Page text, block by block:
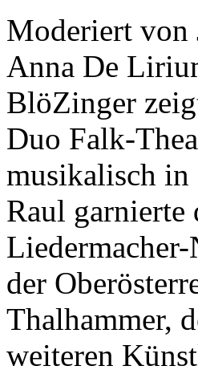
Moderiert
Anna De
BlöZinger
Duo Falk-
musikalisch
Raul garnierte
der
Thalhammer,
weiteren